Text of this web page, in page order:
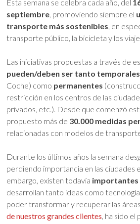
Esta semana se celebra cada año, del
septiembre , promoviendo siempre el
transporte más sostenibles , en
transporte público, la bicicleta y los
Las iniciativas propuestas a través de
pueden/deben ser tanto temporales
Coche) como permanentes
restricción en los centros de las
privados, etc.). Desde que comenzó
propuesto más de 30.000 medidas
relacionadas con modelos de
Durante los últimos años la semana
perdiendo importancia en las ciudades
embargo, existen todavía importantes
desarrollan tanto ideas como
poder transformar y recuperar las áreas
de nuestros grandes clientes , ha sido